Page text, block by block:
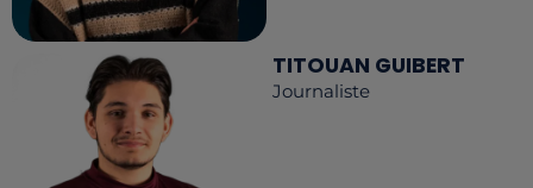
TITOUAN GUIBERT
Journaliste